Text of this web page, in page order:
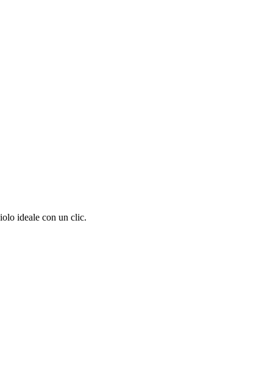
ideale con un clic.